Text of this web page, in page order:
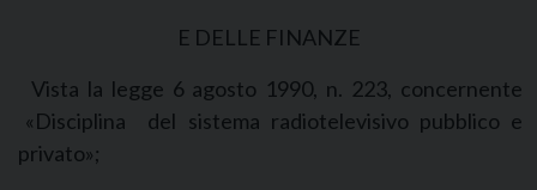
E DELLE FINANZE
Vista la legge 6 agosto 1990, n. 223, concernente
«Disciplina del sistema radiotelevisivo pubblico e
privato»;